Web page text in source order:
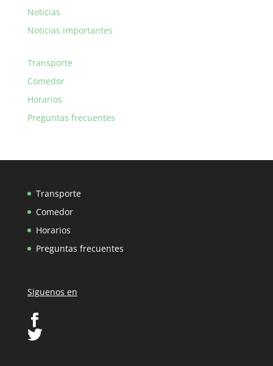
Noticias
Noticias importantes
Transporte
Comedor
Horarios
Preguntas frecuentes
Transporte
Comedor
Horarios
Preguntas frecuentes
Siguenos en